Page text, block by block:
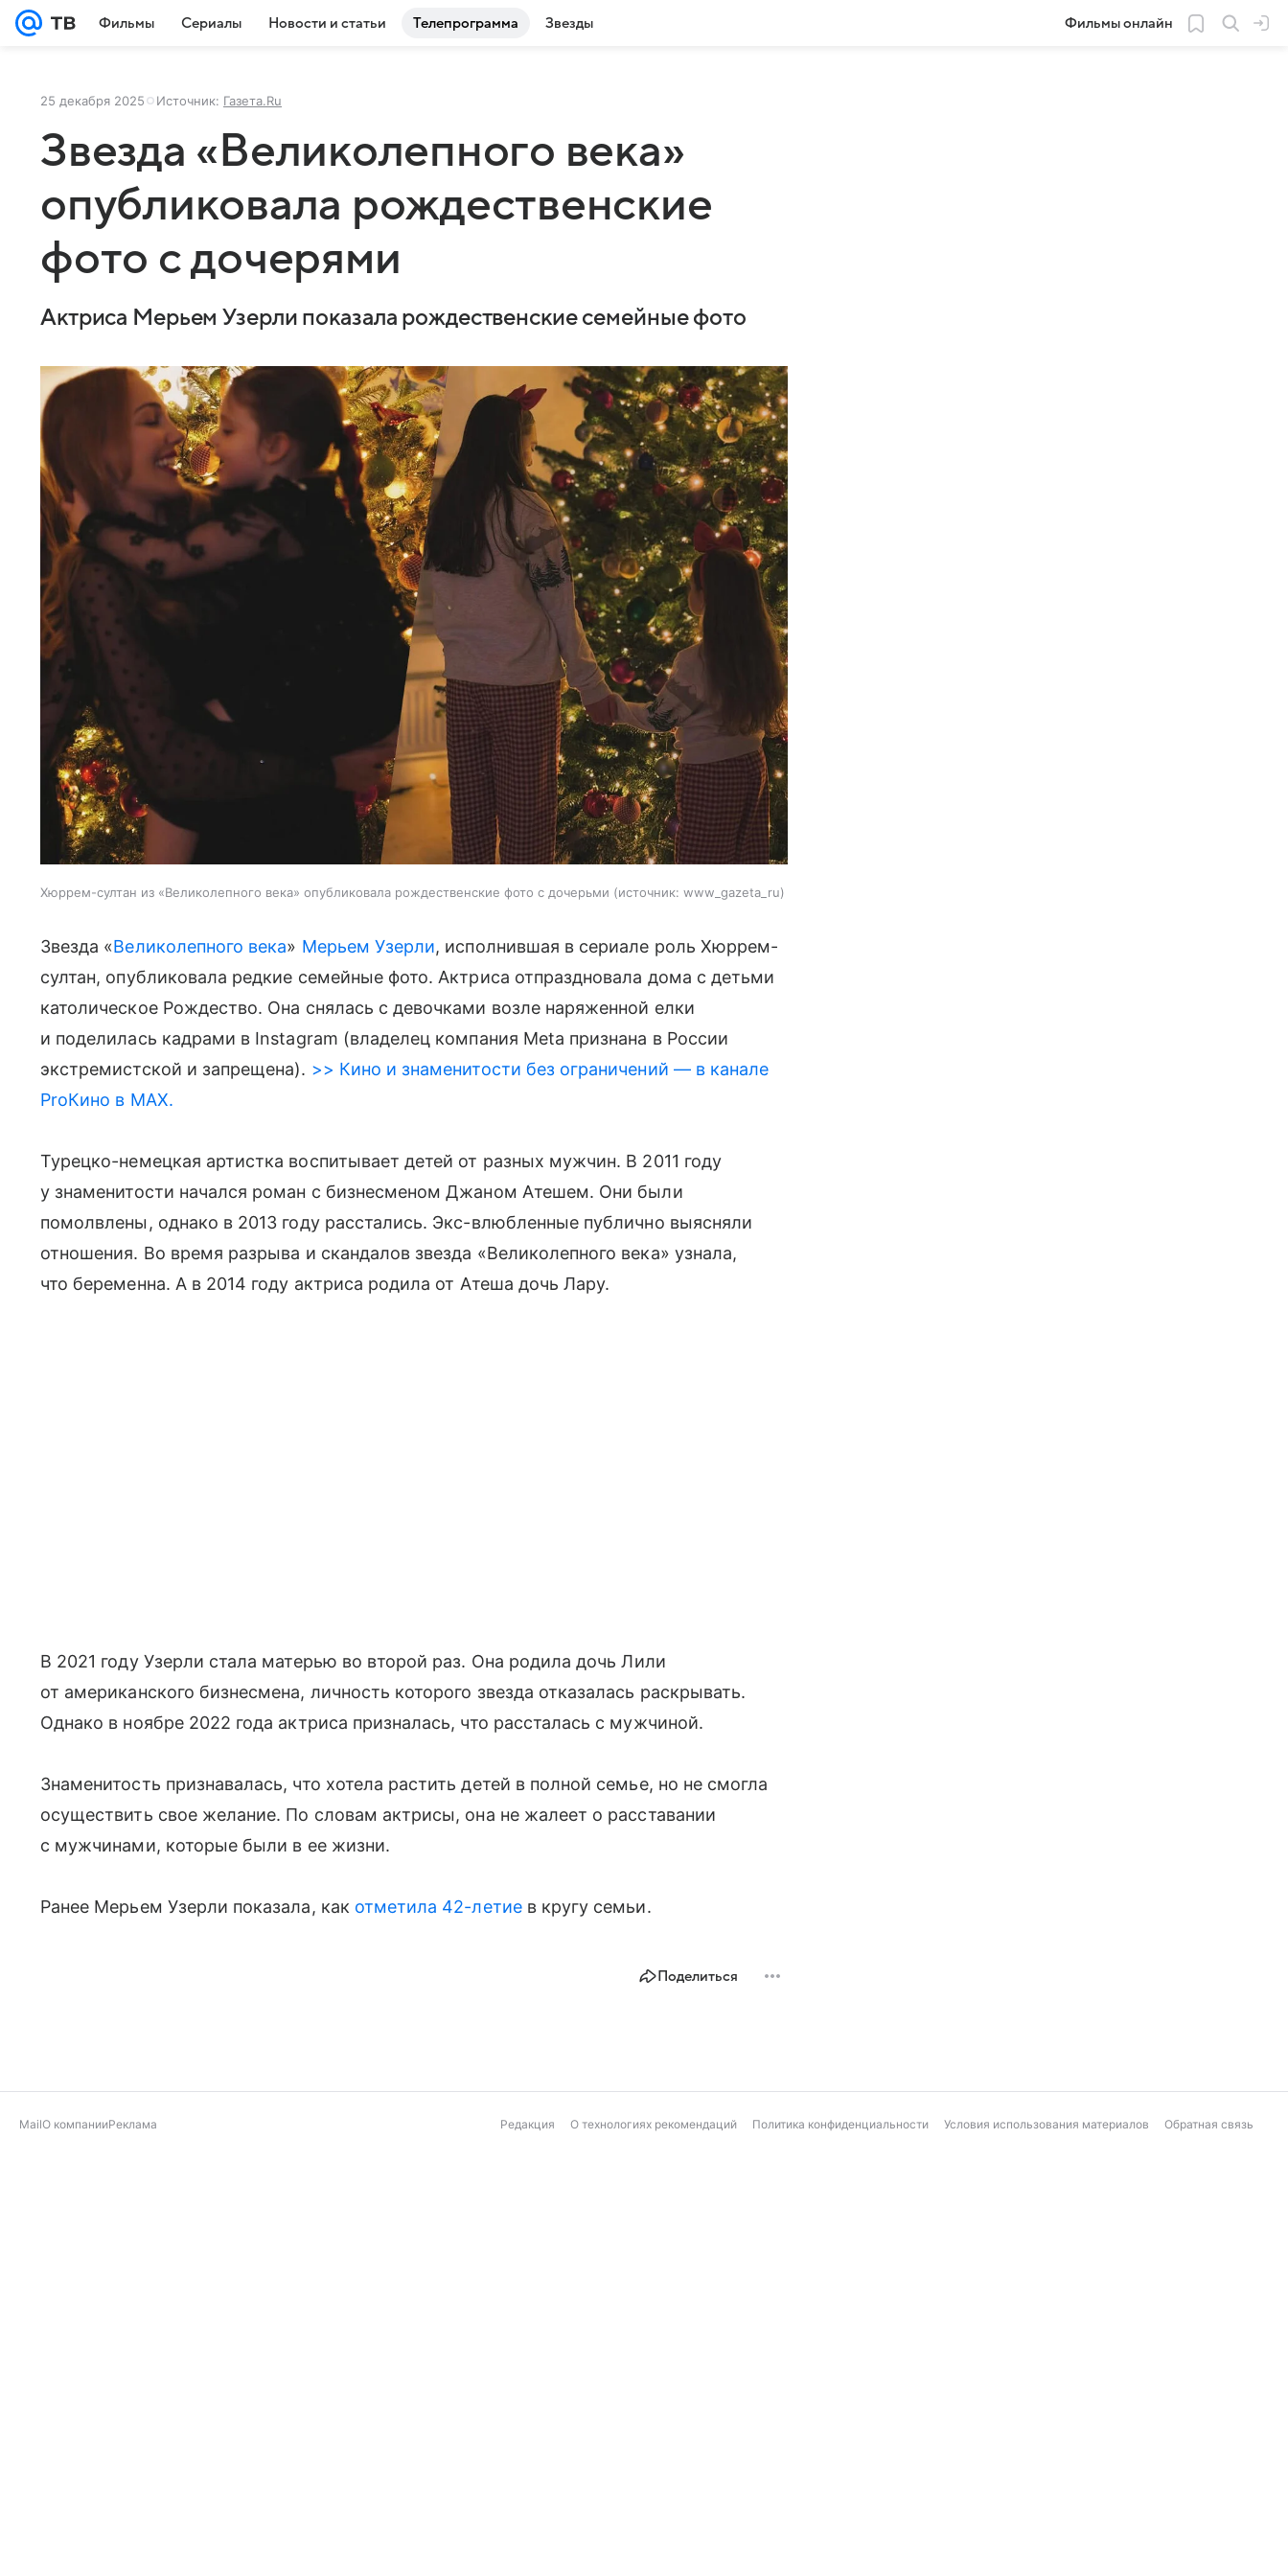
Фильмы Сериалы Новости и статьи Телепрограмма Звезды Фильмы онлайн
25 декабря 2025 Источник: Газета.Ru
Звезда «Великолепного века»
опубликовала рождественские
фото с дочерями
Актриса Мерьем Узерли показала рождественские семейные фото
Хюррем-султан из «Великолепного века» опубликовала рождественские фото с дочерьми источник: www_gazeta_ru
Звезда «Великолепного века» Мерьем Узерли, исполнившая в сериале роль Хюррем-
султан, опубликовала редкие семейные фото. Актриса отпраздновала дома с детьми
католическое Рождество. Она снялась с девочками возле наряженной елки
и поделилась кадрами в Instagram (владелец компания Meta признана в России
экстремистской и запрещена). >> Кино и знаменитости без ограничений — в канале
ProКино в MAX.
Турецко-немецкая артистка воспитывает детей от разных мужчин. В 2011 году
у знаменитости начался роман с бизнесменом Джаном Атешем. Они были
помолвлены, однако в 2013 году расстались. Экс-влюбленные публично выясняли
отношения. Во время разрыва и скандалов звезда «Великолепного века» узнала,
что беременна. А в 2014 году актриса родила от Атеша дочь Лару.
В 2021 году Узерли стала матерью во второй раз. Она родила дочь Лили
от американского бизнесмена, личность которого звезда отказалась раскрывать.
Однако в ноябре 2022 года актриса призналась, что рассталась с мужчиной.
Знаменитость признавалась, что хотела растить детей в полной семье, но не смогла
осуществить свое желание. По словам актрисы, она не жалеет о расставании
с мужчинами, которые были в ее жизни.
Ранее Мерьем Узерли показала, как отметила 42-летиев кругу семьи.
Поделиться
MailО компанииРеклама Редакция О технологиях рекомендаций Политика конфиденциальности Условия использования материалов Обратная связь